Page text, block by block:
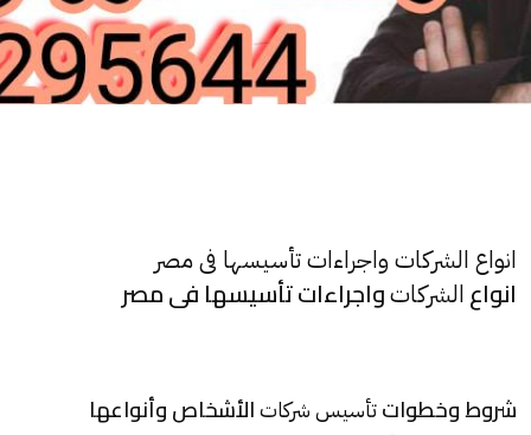
انواع الشركات واجراءات تأسيسها فى مصر
انواع الشركاتواجراءات تأسيسها فى مصر
شروط وخطواتتأسيس شركاتالأشخاص وأنواعها